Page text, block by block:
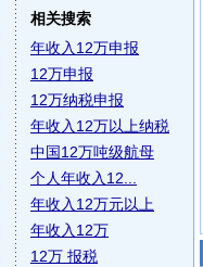
相关搜索
年收入12万申报
12万申报
12万纳税申报
年收入12万以上纳税
中国12万吨级航母
个人年收入12...
年收入12万元以上
年收入12万
12万 报税